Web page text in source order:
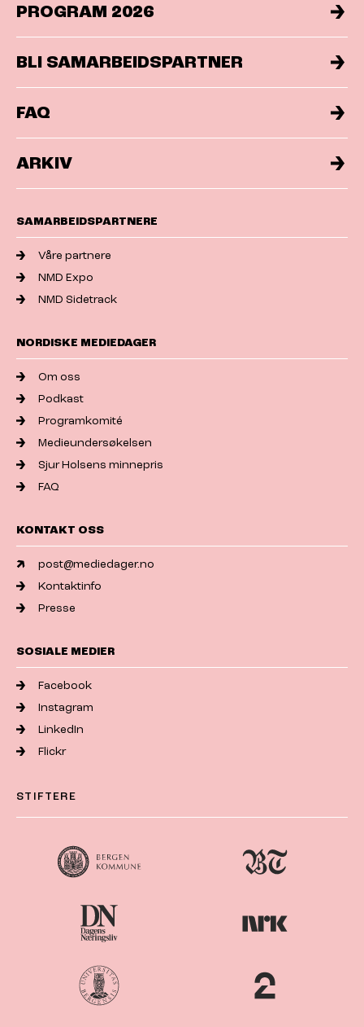
PROGRAM 2026
BLI SAMARBEIDSPARTNER
FAQ
ARKIV
SAMARBEIDSPARTNERE
Våre partnere
NMD Expo
NMD Sidetrack
NORDISKE MEDIEDAGER
Om oss
Podkast
Programkomité
Medieundersøkelsen
Sjur Holsens minnepris
FAQ
KONTAKT OSS
post@mediedager.no
Kontaktinfo
Presse
SOSIALE MEDIER
Facebook
Instagram
LinkedIn
Flickr
STIFTERE